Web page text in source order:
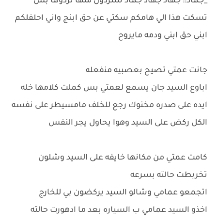
تسكت هذا الي هامكم سكتي عن حق ابنج واني احلفلكم
ابني حق ابني ودمه مايروح
جانت عمتي تصيح بعصبيه منفعله
اباوع السيد جان يسمع لعمتي بس كملت كلامها خله
ايده على صدره مخنوك رجع للخلف مامسيطر على نفسه
الكل ركض على السيد وهوا يحاول يجر النفس
كامت عمتي من مكانها خايفه على السيد وشلون
تخربطت حالته بسرعه
اتجمعو عمامي وشالو السيد يركضون بي للخارج
اخذو السيد عمامي ب السياره بعد ما ادهورت حالته